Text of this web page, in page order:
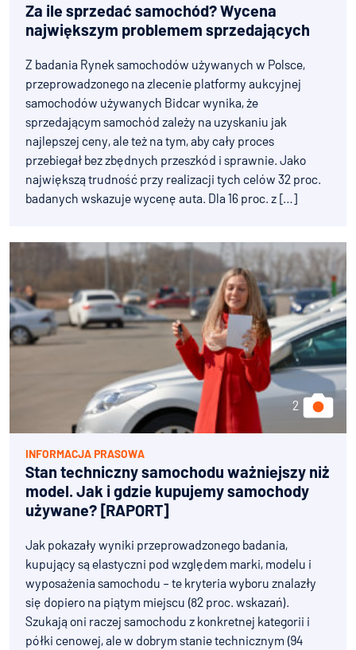
Za ile sprzedać samochód? Wycena
największym problemem sprzedających
Z badania Rynek samochodów używanych w Polsce,
przeprowadzonego na zlecenie platformy aukcyjnej
samochodów używanych Bidcar wynika, że
sprzedającym samochód zależy na uzyskaniu jak
najlepszej ceny, ale też na tym, aby cały proces
przebiegał bez zbędnych przeszkód i sprawnie. Jako
największą trudność przy realizacji tych celów 32 proc.
badanych wskazuje wycenę auta. Dla 16 proc. z […]
INFORMACJA PRASOWA
Stan techniczny samochodu ważniejszy niż
model. Jak i gdzie kupujemy samochody
używane? [RAPORT]
Jak pokazały wyniki przeprowadzonego badania,
kupujący są elastyczni pod względem marki, modelu i
wyposażenia samochodu – te kryteria wyboru znalazły
się dopiero na piątym miejscu (82 proc. wskazań).
Szukają oni raczej samochodu z konkretnej kategorii i
półki cenowej, ale w dobrym stanie technicznym (94